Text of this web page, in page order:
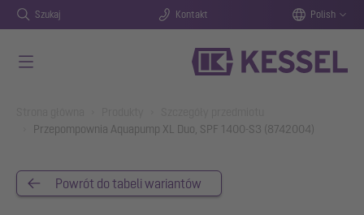
Szukaj Kontakt Polish
Przepompownia Aquapump XL Duo, SPF 1400-S3 (8742004)
Powrót do tabeli wariantów